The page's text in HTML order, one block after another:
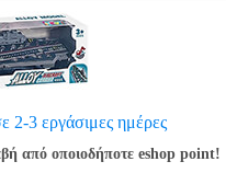
2-3 εργάσιμες ημέρες
από οποιοδήποτε eshop point!